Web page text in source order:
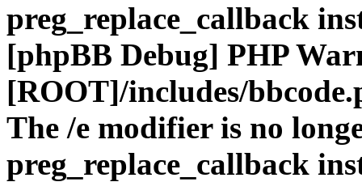
preg_replace_callback
[phpBB Debug] PHP
[ROOT]/includes/
The /e modifier is no
preg_replace_callback